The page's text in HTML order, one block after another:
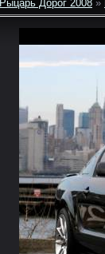
Рыцарь Дорог 2008 »